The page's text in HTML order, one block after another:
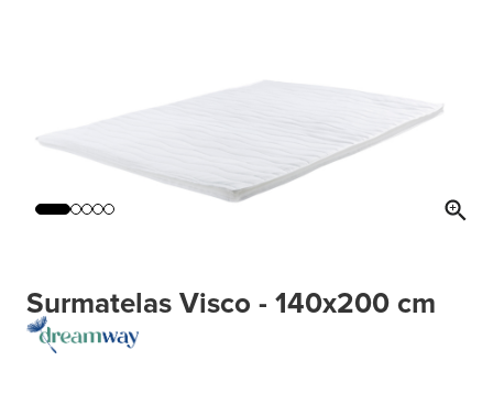
Surmatelas Visco - 140x200 cm